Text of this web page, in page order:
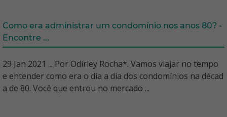
Como era administrar um condomínio nos anos 80? -
Encontre ...
29 Jan 2021 ... Por Odirley Rocha*. Vamos viajar no tempo
e entender como era o dia a dia dos condomínios na décad
a de 80. Você que entrou no mercado ...